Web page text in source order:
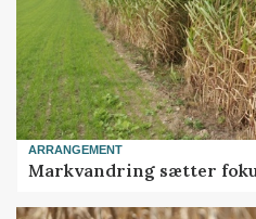
ARRANGEMENT
Markvandring sætter